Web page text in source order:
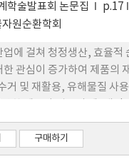
학술발표회 논문집
p.17
원순환학회
업에 걸쳐 청정생산, 효율적
한 관심이 증가하여 제품의
거 및 재활용, 유해물질 사
이에, 국내외 환경규제를
순환형 친환경제품을 개발하
기능은 유지하면서 제품
구매하기